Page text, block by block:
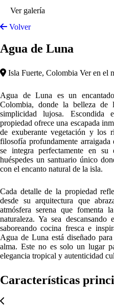
Ver galería
Volver
Agua de Luna
Isla Fuerte, Colombia Ver en el
Agua de Luna es un
Colombia, donde la belleza de
simplicidad lujosa. Escondida
propiedad ofrece una escapada
de exuberante vegetación y los
filosofía profundamente
se integra perfectamente en
huéspedes un santuario único
con el encanto natural de la isla.
Cada detalle de la propiedad
desde su arquitectura que
atmósfera serena que fomenta
naturaleza. Ya sea
saboreando cocina fresca e
Agua de Luna está diseñado
alma. Este no es solo un lugar
elegancia tropical y autenticidad
Características